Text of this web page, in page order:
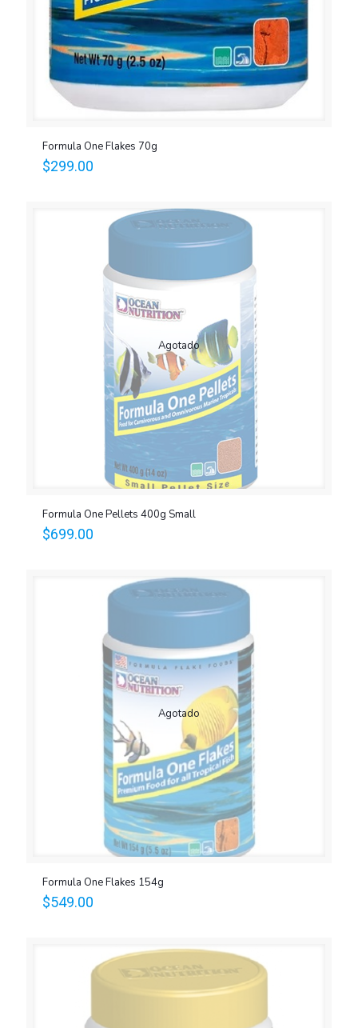
Formula One Flakes 70g
$299.00
Agotado
Formula One Pellets 400g Small
$699.00
Agotado
Formula One Flakes 154g
$549.00